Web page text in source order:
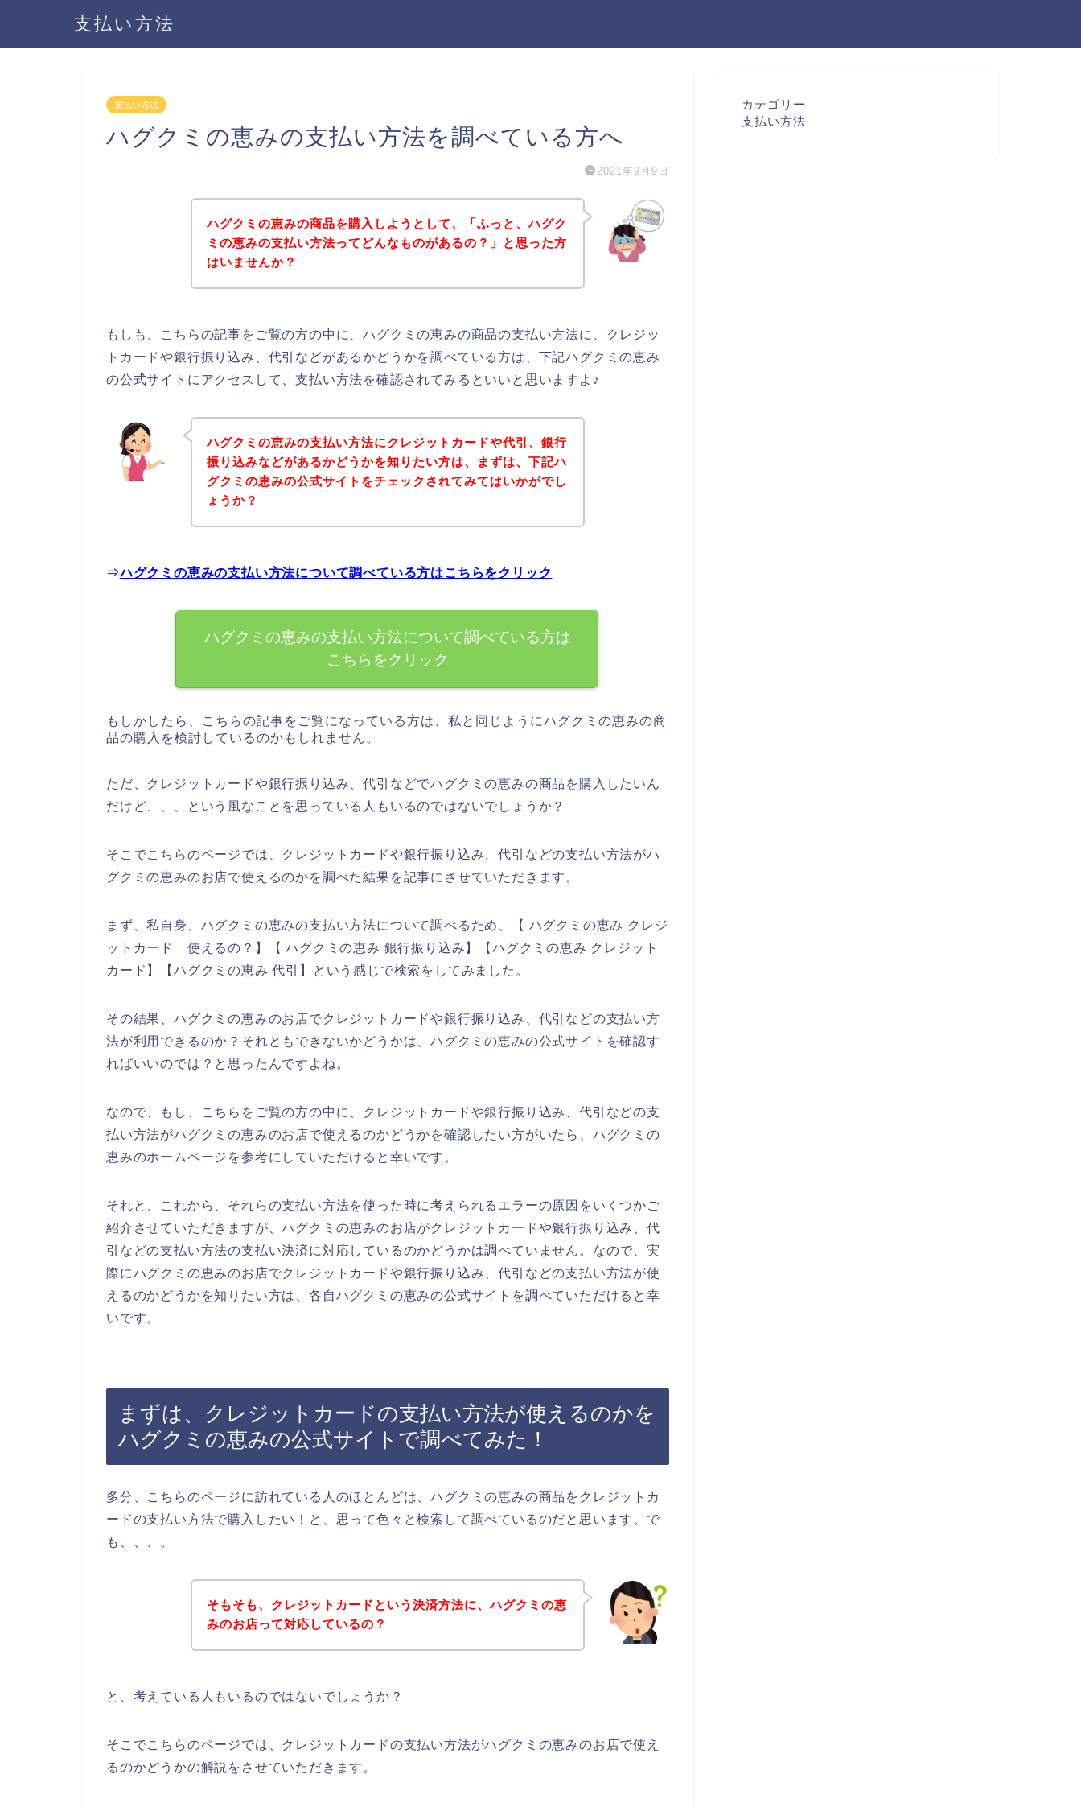
支払い方法
支払い方法
ハグクミの恵みの支払い方法を調べている方へ
2021年9月9日
ハグクミの恵みの商品を購入しようとして、「ふっと、ハグク
ミの恵みの支払い方法ってどんなものがあるの？」と思った方
はいませんか？
もしも、こちらの記事をご覧の方の中に、ハグクミの恵みの商品の支払い方法に、クレジッ
トカードや銀行振り込み、代引などがあるかどうかを調べている方は、下記ハグクミの恵み
の公式サイトにアクセスして、支払い方法を確認されてみるといいと思いますよ♪
ハグクミの恵みの支払い方法にクレジットカードや代引、銀行
振り込みなどがあるかどうかを知りたい方は、まずは、下記ハ
グクミの恵みの公式サイトをチェックされてみてはいかがでし
ょうか？
⇒ハグクミの恵みの支払い方法について調べている方はこちらをクリック
ハグクミの恵みの支払い方法について調べている方は
こちらをクリック
もしかしたら、こちらの記事をご覧になっている方は、私と同じようにハグクミの恵みの商
品の購入を検討しているのかもしれません。
ただ、クレジットカードや銀行振り込み、代引などでハグクミの恵みの商品を購入したいん
だけど、、、という風なことを思っている人もいるのではないでしょうか？
そこでこちらのページでは、クレジットカードや銀行振り込み、代引などの支払い方法がハ
グクミの恵みのお店で使えるのかを調べた結果を記事にさせていただきます。
まず、私自身、ハグクミの恵みの支払い方法について調べるため、【 ハグクミの恵み クレジ
ットカード 使えるの？】【 ハグクミの恵み 銀行振り込み】【ハグクミの恵み クレジット
カード】【ハグクミの恵み 代引】という感じで検索をしてみました。
その結果、ハグクミの恵みのお店でクレジットカードや銀行振り込み、代引などの支払い方
法が利用できるのか？それともできないかどうかは、ハグクミの恵みの公式サイトを確認す
ればいいのでは？と思ったんですよね。
なので、もし、こちらをご覧の方の中に、クレジットカードや銀行振り込み、代引などの支
払い方法がハグクミの恵みのお店で使えるのかどうかを確認したい方がいたら、ハグクミの
恵みのホームページを参考にしていただけると幸いです。
それと、これから、それらの支払い方法を使った時に考えられるエラーの原因をいくつかご
紹介させていただきますが、ハグクミの恵みのお店がクレジットカードや銀行振り込み、代
引などの支払い方法の支払い決済に対応しているのかどうかは調べていません。なので、実
際にハグクミの恵みのお店でクレジットカードや銀行振り込み、代引などの支払い方法が使
えるのかどうかを知りたい方は、各自ハグクミの恵みの公式サイトを調べていただけると幸
いです。
まずは、クレジットカードの支払い方法が使えるのかを
ハグクミの恵みの公式サイトで調べてみた！
多分、こちらのページに訪れている人のほとんどは、ハグクミの恵みの商品をクレジットカ
ードの支払い方法で購入したい！と、思って色々と検索して調べているのだと思います。で
も、、、。
そもそも、クレジットカードという決済方法に、ハグクミの恵
みのお店って対応しているの？
と、考えている人もいるのではないでしょうか？
そこでこちらのページでは、クレジットカードの支払い方法がハグクミの恵みのお店で使え
るのかどうかの解説をさせていただきます。
カテゴリー
支払い方法